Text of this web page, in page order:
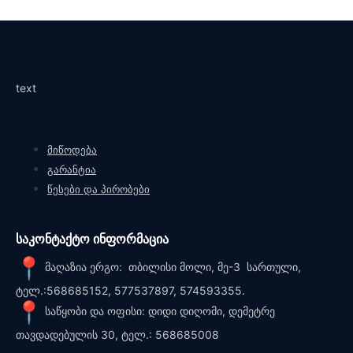
text
მიწოდება
გარანტია
წესები და პირობები
საკონტაქტო ინფორმაცია
მაღაზია ერგო: თბილისი მოლი, მე-3 სართული,
ტელ.:568685152, 577537897, 574593355.
საწყობი და ოფისი: დიდი დიღომი, დემეტრე
თავდადებულის 30, ტელ.: 568685008